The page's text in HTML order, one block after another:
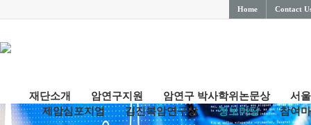
Home Contact
재단소개 암연구지원 암연구 박사학위논문상
서
제암심포지엄
김진복암연구상 정보마당 참여